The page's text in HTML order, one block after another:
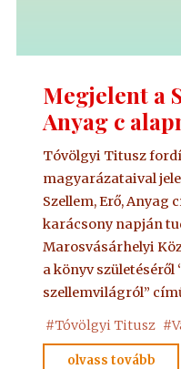
Megjelent a
Anyag c
Tóvölgyi Titusz
magyarázataival
Szellem, Erő, Anyag
karácsony napján
Marosvásárhelyi
a könyv
szellemvilágról”
#Tóvölgyi Titusz #
olvass tovább